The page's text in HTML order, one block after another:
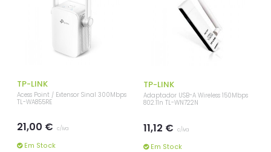
TP-LINK
Acess Point / Extensor Sinal 300Mbps
TL-WA855RE
21,00 € c/iva
Em Stock
TP-LINK
Adaptador USB-A Wireless 150Mbps
802.11n TL-WN722N
11,12 € c/iva
Em Stock